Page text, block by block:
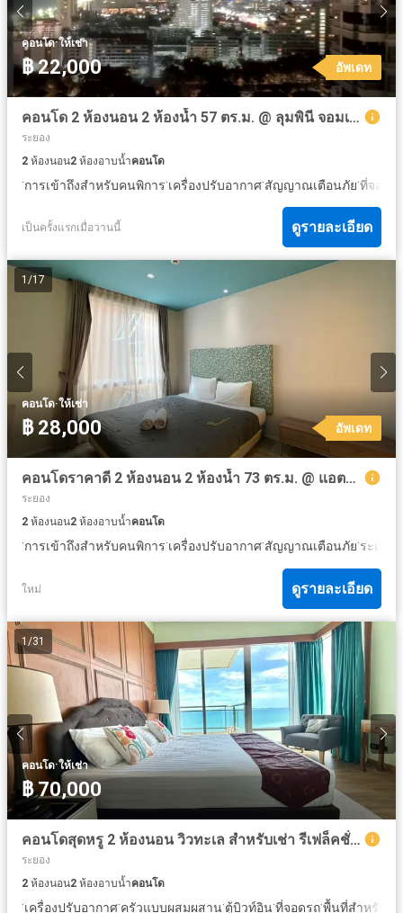
คอนโด·ให้เช่า
฿ 22,000 อัพเดท
คอนโด 2 ห้องนอน 2 ห้องน้ำ 57 ตร.ม. @ ลุมพินี จอมเทียน
ระยอง
2 ห้องนอน2 ห้องอาบน้ำคอนโด
·การเข้าถึงสำหรับคนพิการ·เครื่องปรับอากาศ·สัญญาณเตือนภัย·ที่จอดร
เป็นครั้งแรกเมื่อวานนี้ ดูรายละเอียด
1 /17
คอนโด·ให้เช่า
฿ 28,000 อัพเดท
คอนโดราคาดี 2 ห้องนอน 2 ห้องน้ำ 73 ตร.ม. @ แอตแลนติส คอนโด
ระยอง
2 ห้องนอน2 ห้องอาบน้ำคอนโด
·การเข้าถึงสำหรับคนพิการ·เครื่องปรับอากาศ·สัญญาณเตือนภัย·ระเบียง
ใหม่ ดูรายละเอียด
1 /31
คอนโด·ให้เช่า
฿ 70,000
คอนโดสุดหรู 2 ห้องนอน วิวทะเล สำหรับเช่า รีเฟล็คชั่น จอมเทียน บีช พัทยา
ระยอง
2 ห้องนอน2 ห้องอาบน้ำคอนโด
·เครื่องปรับอากาศ·ครัวแบบผสมผสาน·ตู้บิวท์อิน·ที่จอดรถ·พื้นที่สำหรับเด็